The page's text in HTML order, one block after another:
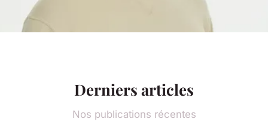
Derniers articles
Nos publications récentes